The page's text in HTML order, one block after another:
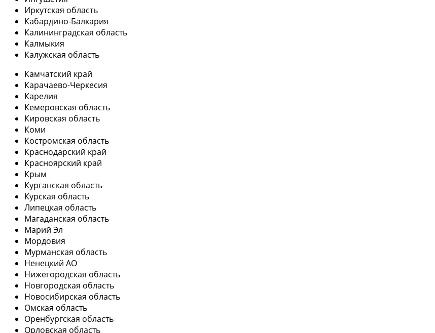
Иркутская область
Кабардино-Балкария
Калининградская область
Калмыкия
Калужская область
Камчатский край
Карачаево-Черкесия
Карелия
Кемеровская область
Кировская область
Коми
Костромская область
Краснодарский край
Красноярский край
Крым
Курганская область
Курская область
Липецкая область
Магаданская область
Марий Эл
Мордовия
Мурманская область
Ненецкий АО
Нижегородская область
Новгородская область
Новосибирская область
Омская область
Оренбургская область
Орловская область